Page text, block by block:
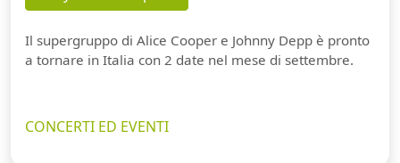
Il supergruppo di Alice Cooper e Johnny Depp è pronto
a tornare in Italia con 2 date nel mese di settembre.
CONCERTI ED EVENTI